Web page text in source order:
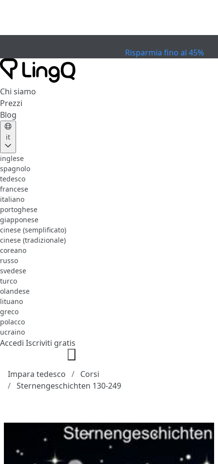
Risparmia fino al 45%
Chi siamo
Prezzi
Blog
it
inglese
spagnolo
tedesco
francese
italiano
portoghese
giapponese
cinese (semplificato)
cinese (tradizionale)
coreano
russo
svedese
turco
olandese
lituano
greco
polacco
ucraino
Accedi Iscriviti gratis
Impara tedesco
Corsi
Sternengeschichten 130-249